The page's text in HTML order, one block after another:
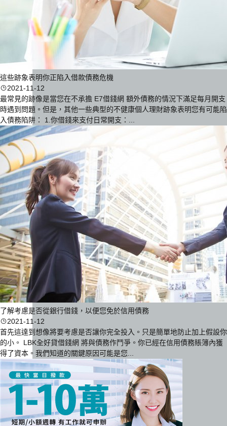
這些跡象表明你正陷入借款債務危機
2021-11-12
最常見的跡像是當您在不承擔 E7借錢網 額外債務的情況下滿足每月開支
時遇到問題。但是，其他一些典型的不健康個人理財跡象表明您有可能陷
入債務陷阱： 1.你借錢來支付日常開支：...
了解考慮是否從銀行借錢，以便您免於信用債務
2021-11-12
首先這達到想像將要考慮是否讓你完全投入。只是簡單地防止加上假設你
的小。 LBK全好貸借錢網 將與債務作鬥爭。你已經在信用債務賬簿內獲
得了資本。我們知道的關鍵原因可能是您...